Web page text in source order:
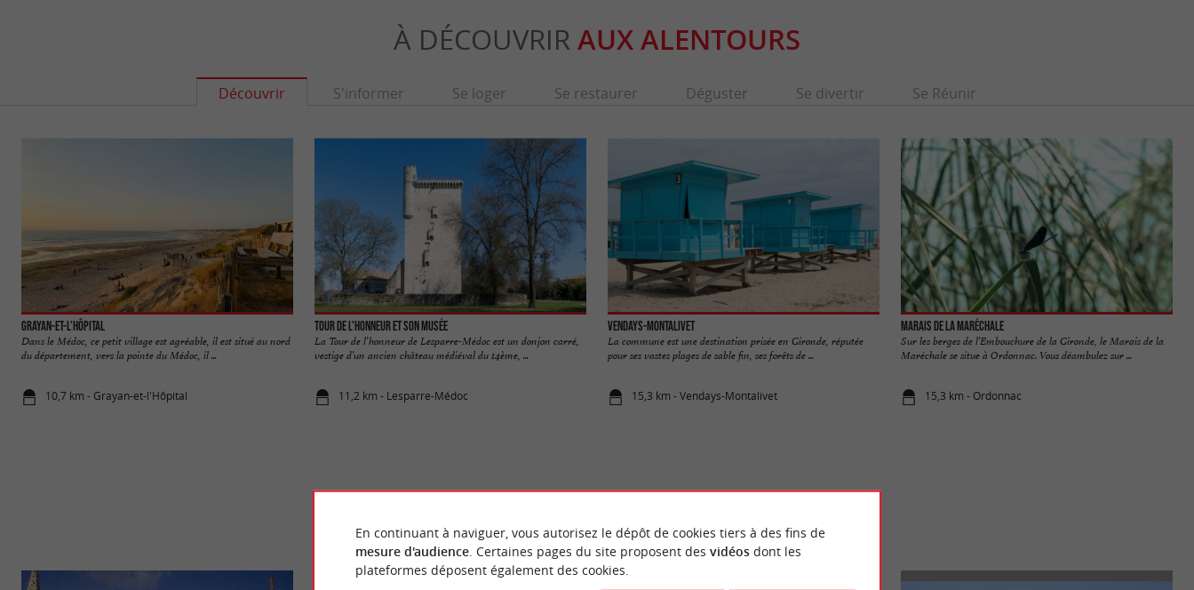
À DÉCOUVRIR AUX ALENTOURS
Découvrir S'informer Se loger Se restaurer Déguster Se divertir Se Réunir
Grayan-et-l’Hôpital
Dans le Médoc, ce petit village est agréable, il est situé au nord
du département, vers la pointe du Médoc, il ...
10,7 km - Grayan-et-l'Hôpital
Tour de l'Honneur et son musée
La Tour de l’honneur de Lesparre-Médoc est un donjon carré,
vestige d’un ancien château médiéval du 14ème, ...
11,2 km - Lesparre-Médoc
Vendays-Montalivet
La commune est une destination prisée en Gironde, réputée
pour ses vastes plages de sable fin, ses forêts de ...
15,3 km - Vendays-Montalivet
Marais de la Maréchale
Sur les berges de l’Embouchure de la Gironde, le Marais de la
Maréchale se situe à Ordonnac. Vous déambulez sur ...
15,3 km - Ordonnac
VOUS AIMEREZAUSSI
En continuant à naviguer, vous autorisez le dépôt de cookies tiers à des fins de
mesure d'audience. Certaines pages du site proposent des vidéosdont les
plateformes déposent également des cookies.